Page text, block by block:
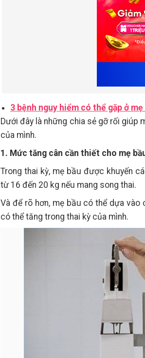
3 bệnh nguy hiểm có thể gặp ở
Dưới đây là những chia sẻ gỡ rối giúp
của mình.
1. Mức tăng cân cần thiết cho mẹ
Trong thai kỳ, mẹ bầu được khuyến
từ 16 đến 20 kg nếu mang song thai.
Và để rõ hơn, mẹ bầu có thể dựa
có thể tăng trong thai kỳ của mình.